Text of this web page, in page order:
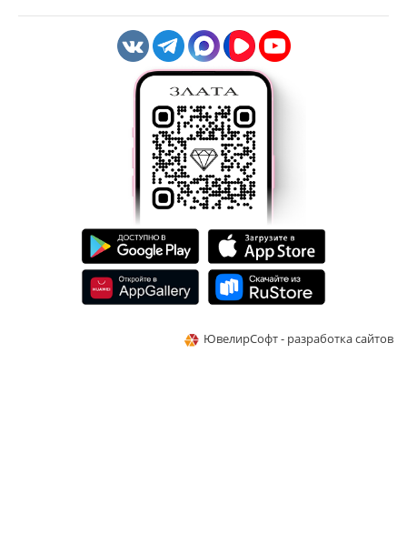
ЮвелирСофт - разработка сайтов